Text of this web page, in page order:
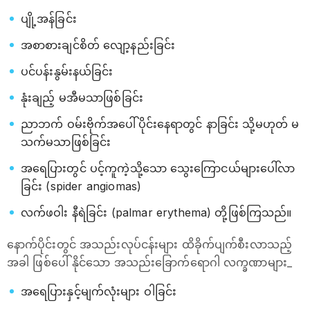
ပျို့အန်ခြင်း
အစာစားချင်စိတ် လျော့နည်းခြင်း
ပင်ပန်းနွမ်းနယ်ခြင်း
နုံးချည့် မအီမသာဖြစ်ခြင်း
ညာဘက် ဝမ်းဗိုက်အပေါ်ပိုင်းနေရာတွင် နာခြင်း သို့မဟုတ် မ
သက်မသာဖြစ်ခြင်း
အရေပြားတွင် ပင့်ကူကဲ့သို့သော သွေးကြောငယ်များပေါ်လာ
ခြင်း (spider angiomas)
လက်ဖဝါး နီရဲခြင်း (palmar erythema) တို့ဖြစ်ကြသည်။
နောက်ပိုင်းတွင် အသည်းလုပ်ငန်းများ ထိခိုက်ပျက်စီးလာသည့်
အခါ ဖြစ်ပေါ် နိုင်သော အသည်းခြောက်ရောဂါ လက္ခဏာများ_
အရေပြားနှင့်မျက်လုံးများ ဝါခြင်း